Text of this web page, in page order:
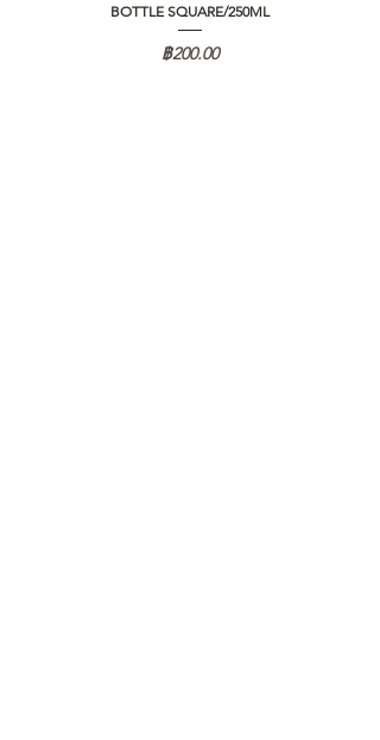
BOTTLE SQUARE/250ML
ราคา
฿200.00